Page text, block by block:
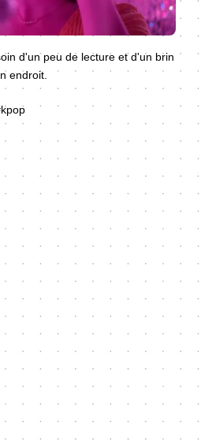
d'un peu de lecture et d'un brin
endroit.